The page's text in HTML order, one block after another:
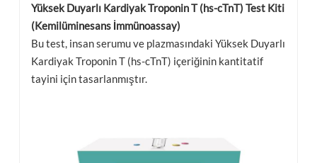
Yüksek Duyarlı Kardiyak Troponin T (hs-cTnT) Test Kiti
(Kemilüminesans İmmünoassay)
Bu test, insan serumu ve plazmasındaki Yüksek Duyarlı
Kardiyak Troponin T (hs-cTnT) içeriğinin kantitatif
tayini için tasarlanmıştır.